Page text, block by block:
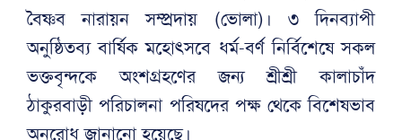
বৈষ্ণব নারায়ন সম্প্রদায় (ভোলা)। ৩ দিনব্যাপী
অনুষ্ঠিতব্য বার্ষিক মহোৎসবে ধর্ম-বর্ণ নির্বিশেষে সকল
ভক্তবৃন্দকে অংশগ্রহণের জন্য শ্রীশ্রী কালাচাঁদ
ঠাকুরবাড়ী পরিচালনা পরিষদের পক্ষ থেকে বিশেষভাব
অনুরোধ জানানো হয়েছে।